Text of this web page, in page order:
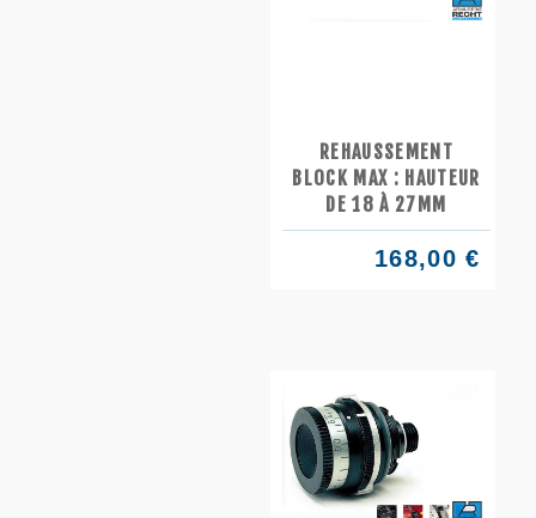
REHAUSSEMENT
BLOCK MAX : HAUTEUR
DE 18 À 27MM
168,00 €